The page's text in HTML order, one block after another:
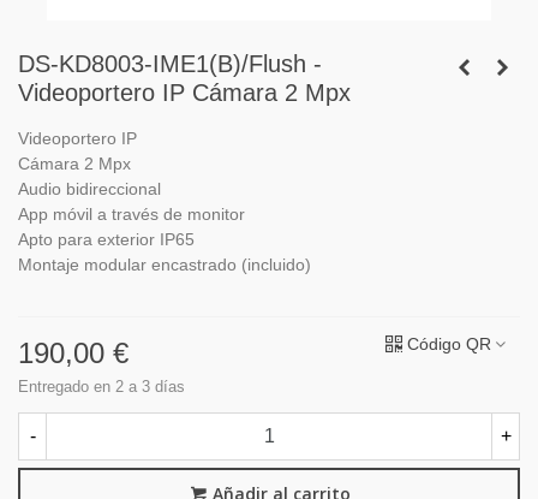
DS-KD8003-IME1(B)/Flush -
Videoportero IP Cámara 2 Mpx
Videoportero IP
Cámara 2 Mpx
Audio bidireccional
App móvil a través de monitor
Apto para exterior IP65
Montaje modular encastrado (incluido)
190,00 €
Entregado en 2 a 3 días
Código QR
- +
Añadir al carrito